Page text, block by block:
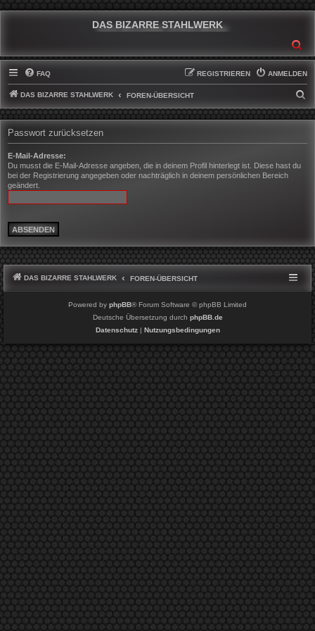
DAS BIZARRE STAHLWERK
FAQ ANMELDEN
REGISTRIEREN
DAS BIZARRE STAHLWERK FOREN-ÜBERSICHT
U
H
Passwort zurücksetzen
E-Mail-Adresse:
Du musst die E-Mail-Adresse angeben, die in deinem Profil hinterlegt ist. Diese hast du
bei der Registrierung angegeben oder nachträglich in deinem persönlichen Bereich
geändert.
DAS BIZARRE STAHLWERK FOREN-ÜBERSICHT
Powered by phpBB® Forum Software © phpBB Limited
Deutsche Übersetzung durch phpBB.de
Datenschutz| Nutzungsbedingungen